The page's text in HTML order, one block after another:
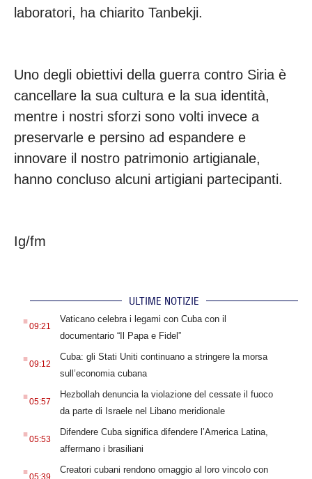
laboratori, ha chiarito Tanbekji.
Uno degli obiettivi della guerra contro Siria è
cancellare la sua cultura e la sua identità,
mentre i nostri sforzi sono volti invece a
preservarle e persino ad espandere e
innovare il nostro patrimonio artigianale,
hanno concluso alcuni artigiani partecipanti.
Ig/fm
ULTIME NOTIZIE
.09:21
Vaticano celebra i legami con Cuba con il
documentario “Il Papa e Fidel”
.09:12
Cuba: gli Stati Uniti continuano a stringere la morsa
sull’economia cubana
.05:57
Hezbollah denuncia la violazione del cessate il fuoco
da parte di Israele nel Libano meridionale
.05:53
Difendere Cuba significa difendere l’America Latina,
affermano i brasiliani
.
Creatori cubani rendono omaggio al loro vincolo con